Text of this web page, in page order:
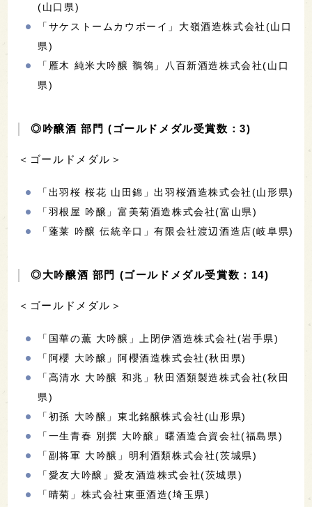
(山口県)
「サケストームカウボーイ」大嶺酒造株式会社(山口
県)
「雁木 純米大吟醸 鶺鴒」八百新酒造株式会社(山口
県)
◎吟醸酒 部門 (ゴールドメダル受賞数：3)
＜ゴールドメダル＞
「出羽桜 桜花 山田錦」出羽桜酒造株式会社(山形県)
「羽根屋 吟醸」富美菊酒造株式会社(富山県)
「蓬莱 吟醸 伝統辛口」有限会社渡辺酒造店(岐阜県)
◎大吟醸酒 部門 (ゴールドメダル受賞数：14)
＜ゴールドメダル＞
「国華の薫 大吟醸」上閉伊酒造株式会社(岩手県)
「阿櫻 大吟醸」阿櫻酒造株式会社(秋田県)
「高清水 大吟醸 和兆」秋田酒類製造株式会社(秋田
県)
「初孫 大吟醸」東北銘醸株式会社(山形県)
「一生青春 別撰 大吟醸」曙酒造合資会社(福島県)
「副将軍 大吟醸」明利酒類株式会社(茨城県)
「愛友大吟醸」愛友酒造株式会社(茨城県)
「晴菊」株式会社東亜酒造(埼玉県)